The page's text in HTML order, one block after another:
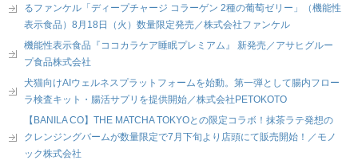
るファンケル「ディープチャージ コラーゲン 2種の葡萄ゼリー」（機能性
表示食品）8月18日（火）数量限定発売／株式会社ファンケル
機能性表示食品『ココカラケア睡眠プレミアム』 新発売／アサヒグルー
プ食品株式会社
犬猫向けAIウェルネスプラットフォームを始動。第一弾として腸内フロー
ラ検査キット・腸活サプリを提供開始／株式会社PETOKOTO
【BANILA CO】THE MATCHA TOKYOとの限定コラボ！抹茶ラテ発想の
クレンジングバームが数量限定で7月下旬より店頭にて販売開始！／モノ
ック株式会社